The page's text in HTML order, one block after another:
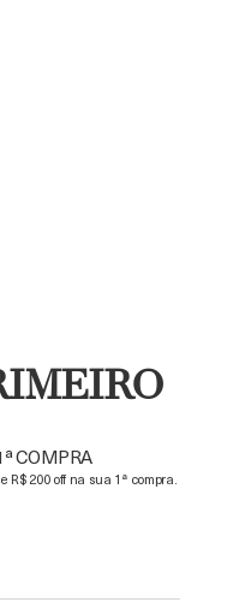
COMPRA
200 off na sua 1ª compra.